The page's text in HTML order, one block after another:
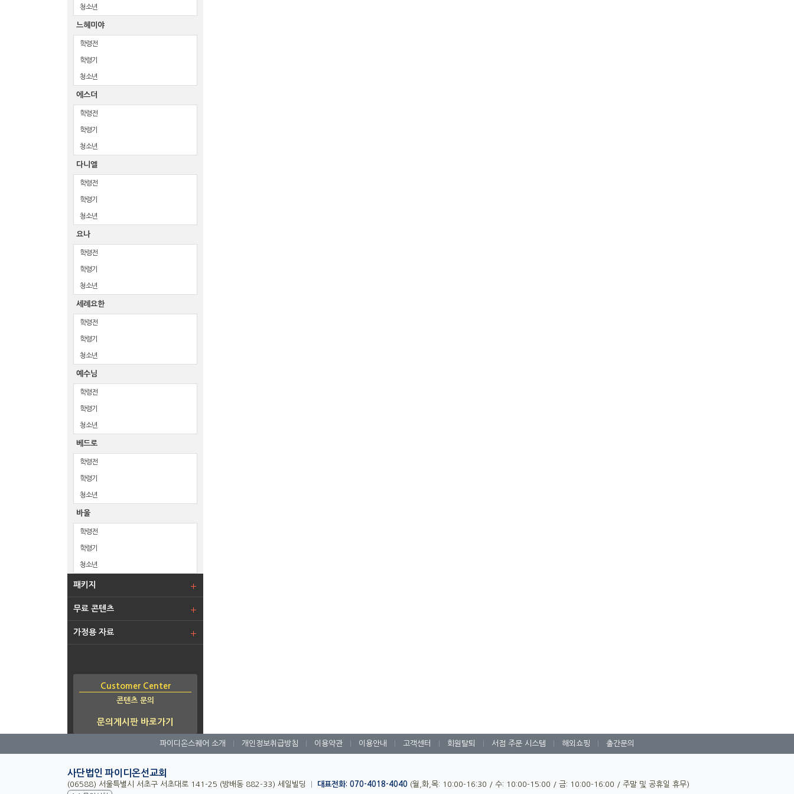
청소년
느헤미야
학령전
학령기
청소년
에스더
학령전
학령기
청소년
다니엘
학령전
학령기
청소년
요나
학령전
학령기
청소년
세례요한
학령전
학령기
청소년
예수님
학령전
학령기
청소년
베드로
학령전
학령기
청소년
바울
학령전
학령기
청소년
패키지
무료 콘텐츠
가정용 자료
Customer Center
콘텐츠 문의
문의게시판 바로가기
파이디온스퀘어 소개 개인정보취급방침 이용약관 이용안내 고객센터 회원탈퇴 서점 주문 시스템 해외쇼핑 출간문의
사단법인 파이디온선교회
(06588) 서울특별시 서초구 서초대로 141-25 (방배동 882-33) 세일빌딩 대표전화: 070-4018-4040 (월,화,목: 10:00-16:30 / 수: 10:00-15:00 / 금: 10:00-16:00 / 주말 및 공휴일 휴무)